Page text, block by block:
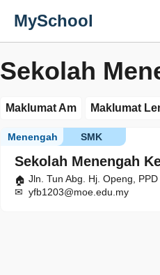
MySchool
Sekolah
Maklumat Am Maklumat
Sekolah Menengah
SMK
Menengah
Jln. Tun Abg. Hj. Openg,
yfb1203@moe.edu.my